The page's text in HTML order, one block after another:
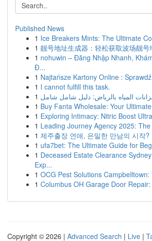
Published News
1 Ice Breakers Mints: The Ultimate
1 靓号地址生成器：轻松获取波场靓号
1 nohuwin – Đăng Nhập Nhanh,
Đ...
1 Najtańsze Kartony Online :
1 I cannot fulfill this task.
1 المياه بالرياض: دليل شامل شامل
1 Buy Fanta Wholesale: Your
1 Exploring Intimacy: Nitric Boost
1 Leading Journey Agency 2025:
1 제주출장 연애, 은밀한 만남의 시작?
1 ufa7bet: The Ultimate Guide for
1 Deceased Estate Clearance
Exp...
1 OCG Pest Solutions Campbelltown:
1 Columbus OH Garage Door
Copyright © 2026 | Advanced Search | Live |